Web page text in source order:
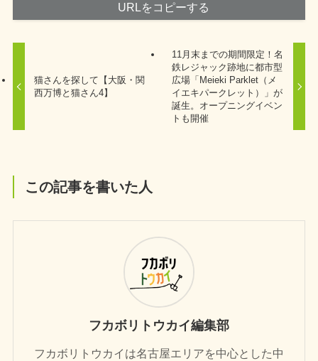
URLをコピーする
猫さんを探して【大阪・関
西万博と猫さん4】
11月末までの期間限定！名
鉄レジャック跡地に都市型
広場「Meieki Parklet（メ
イエキパークレット）」が
誕生。オープニングイベン
トも開催
この記事を書いた人
フカボリトウカイ編集部
フカボリトウカイは名古屋エリアを中心とした中